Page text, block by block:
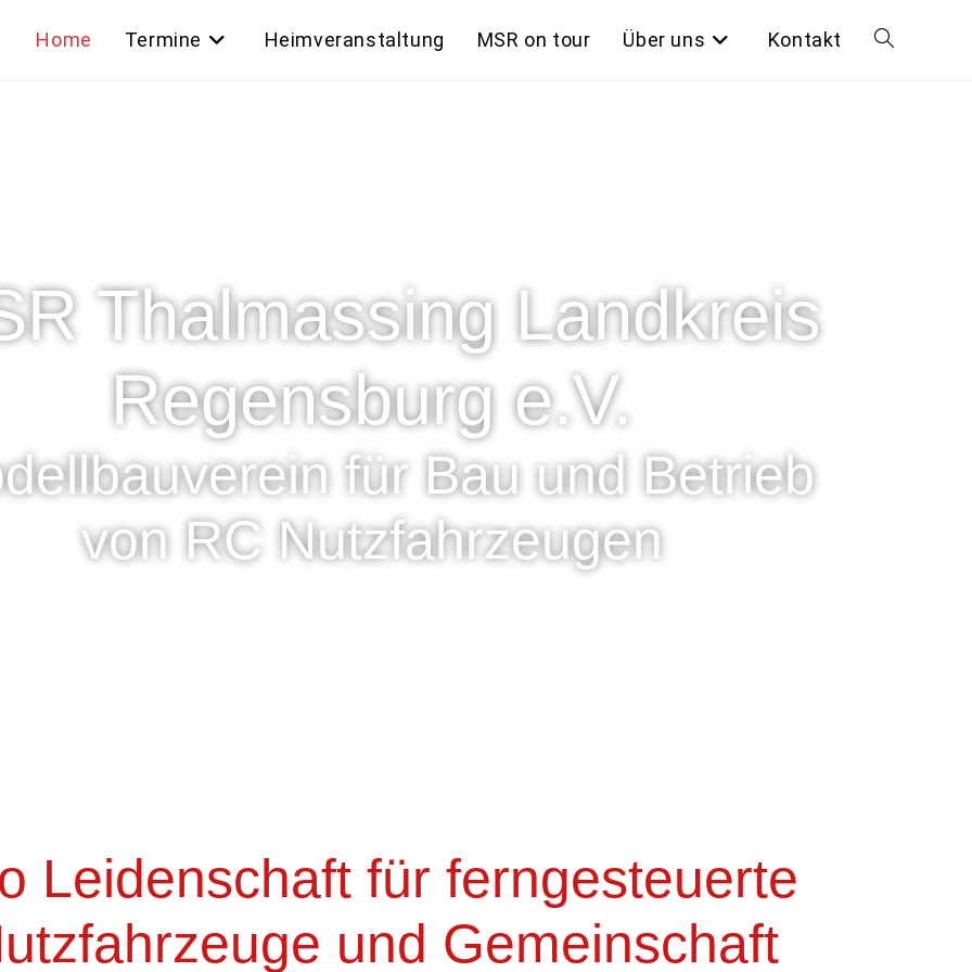
Home Termine Heimveranstaltung MSR on tour Über uns Kontakt
Thalmassing Landkreis
Regensburg e.V.
für Bau und Betrieb
von RC Nutzfahrzeugen
Leidenschaft für ferngesteuerte
und Gemeinschaft